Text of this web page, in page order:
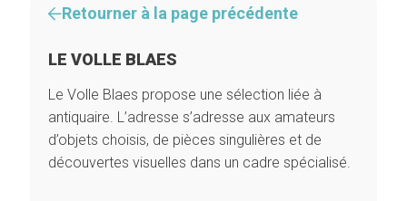
Retourner à la page précédente
LE VOLLE BLAES
Le Volle Blaes propose une sélection liée à
antiquaire. L’adresse s’adresse aux amateurs
d’objets choisis, de pièces singulières et de
découvertes visuelles dans un cadre spécialisé.